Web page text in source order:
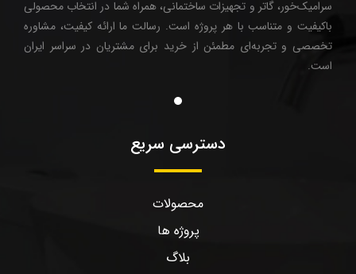
سرامیک‌خور، گاتر و تجهیزات ساختمانی، همراه شما در انتخاب محصولی
باکیفیت و متناسب با هر پروژه است. رسالت ما ارائه کیفیت، مشاوره
تخصصی و تجربه‌ای مطمئن از خرید برای مشتریان در سراسر ایران
است.
دسترسی سریع
محصولات
پروژه ها
بلاگ